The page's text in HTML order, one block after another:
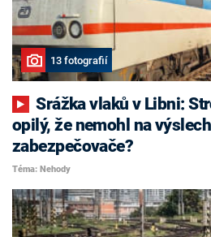
13 fotografií
Srážka vlaků v Libni: Strojvůdce byl tak
opilý, že nemohl na
zabezpečovače?
Téma: Nehody